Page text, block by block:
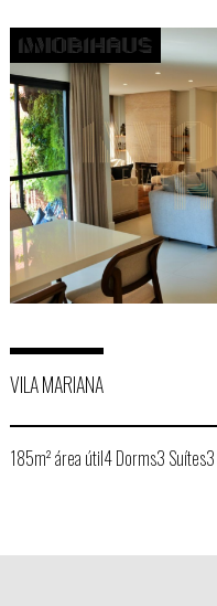
VILA MARIANA
185m² área útil4 Dorms3 Suítes